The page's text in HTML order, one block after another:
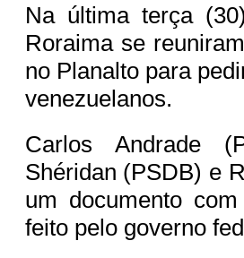
Na última terça
Roraima se
no Planalto para
venezuelanos.
Carlos Andrade
Shéridan (PSDB) e
um documento
feito pelo governo